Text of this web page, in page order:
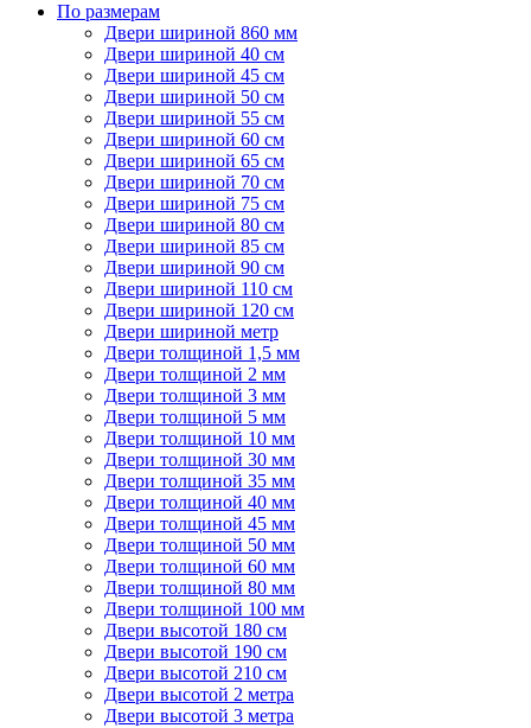
По размерам
Двери шириной 860 мм
Двери шириной 40 см
Двери шириной 45 см
Двери шириной 50 см
Двери шириной 55 см
Двери шириной 60 см
Двери шириной 65 см
Двери шириной 70 см
Двери шириной 75 см
Двери шириной 80 см
Двери шириной 85 см
Двери шириной 90 см
Двери шириной 110 см
Двери шириной 120 см
Двери шириной метр
Двери толщиной 1,5 мм
Двери толщиной 2 мм
Двери толщиной 3 мм
Двери толщиной 5 мм
Двери толщиной 10 мм
Двери толщиной 30 мм
Двери толщиной 35 мм
Двери толщиной 40 мм
Двери толщиной 45 мм
Двери толщиной 50 мм
Двери толщиной 60 мм
Двери толщиной 80 мм
Двери толщиной 100 мм
Двери высотой 180 см
Двери высотой 190 см
Двери высотой 210 см
Двери высотой 2 метра
Двери высотой 3 метра